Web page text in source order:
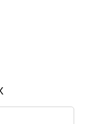
броні: у